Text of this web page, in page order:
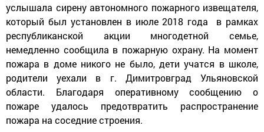
услышала сирену автономного пожарного извещателя,
который был установлен в июле 2018 года в рамках
республиканской акции многодетной семье,
немедленно сообщила в пожарную охрану. На момент
пожара в доме никого не было, дети учатся в школе,
родители уехали в г. Димитровград Ульяновской
области. Благодаря оперативному сообщению о
пожаре удалось предотвратить распространение
пожара на соседние строения.